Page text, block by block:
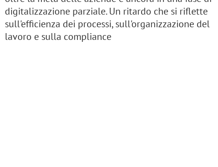
digitalizzazione parziale. Un ritardo che si riflette
sull'efficienza dei processi, sull'organizzazione del
lavoro e sulla compliance